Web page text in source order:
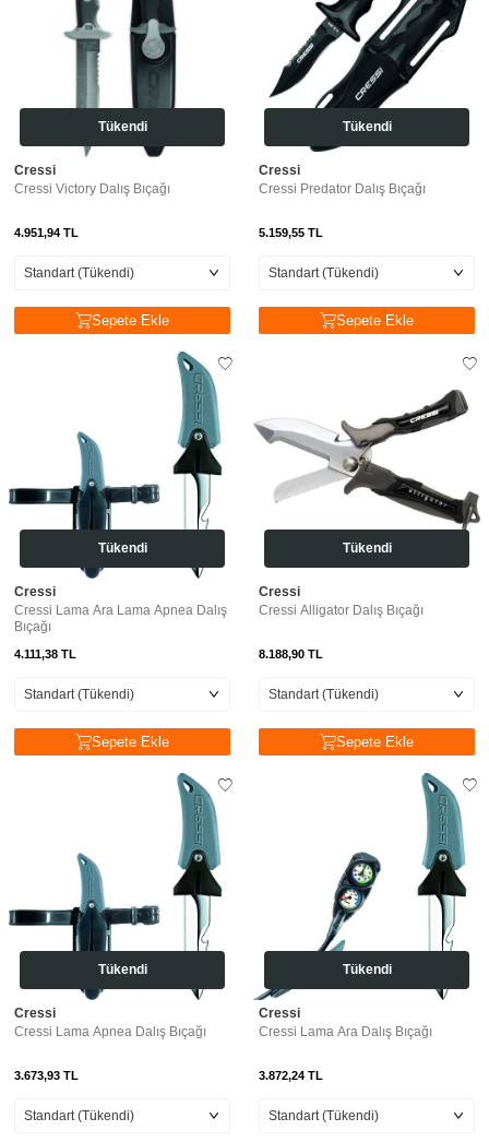
Tükendi
Cressi
Cressi Victory Dalış Bıçağı
4.951,94 TL
Sepete Ekle
Tükendi
Cressi
Cressi Predator Dalış Bıçağı
5.159,55 TL
Sepete Ekle
Tükendi
Cressi
Cressi Lama Ara Lama Apnea Dalış
Bıçağı
4.111,38 TL
Sepete Ekle
Tükendi
Cressi
Cressi Alligator Dalış Bıçağı
8.188,90 TL
Sepete Ekle
Tükendi
Cressi
Cressi Lama Apnea Dalış Bıçağı
3.673,93 TL
Tükendi
Cressi
Cressi Lama Ara Dalış Bıçağı
3.872,24 TL